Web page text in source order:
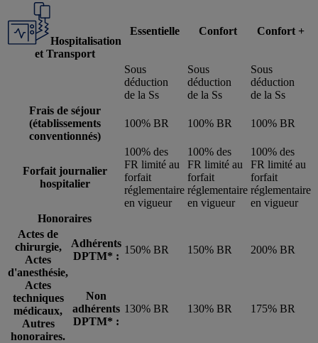
Hospitalisation
et Transport
Essentielle Confort Confort +
Sous
déduction
de la Ss
Sous
déduction
de la Ss
Sous
déduction
de la Ss
Frais de séjour
(établissements
conventionnés)
100% BR 100% BR 100% BR
Forfait journalier
hospitalier
100% des
FR limité au
forfait
réglementaire
en vigueur
100% des
FR limité au
forfait
réglementaire
en vigueur
100% des
FR limité au
forfait
réglementaire
en vigueur
Honoraires
Actes de
chirurgie,
Actes
d'anesthésie,
Actes
techniques
médicaux,
Autres
honoraires.
Adhérents
DPTM* :
150% BR 150% BR 200% BR
Non
adhérents
DPTM* :
130% BR 130% BR 175% BR